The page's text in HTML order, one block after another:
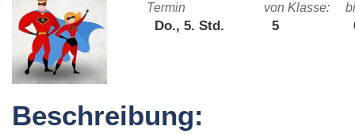
Termin
Do., 5. Std.
von Klasse:
5
Beschreibung: